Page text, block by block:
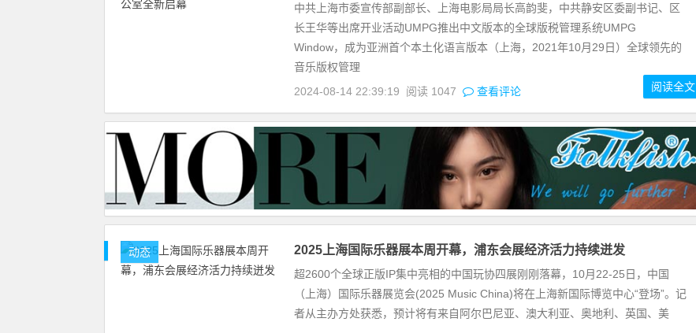
中共上海市委宣传部副部长、上海电影局局长高韵斐，中共静安区委副书记、区
长王华等出席开业活动UMPG推出中文版本的全球版税管理系统UMPG
Window，成为亚洲首个本土化语言版本（上海，2021年10月29日）全球领先的
音乐版权管理
2024-08-14 22:39:19
阅读 1047 查看评论 阅读全文
动态 2025上海国际乐器展本周开幕，浦东会展经济活力持续迸发
超2600个全球正版IP集中亮相的中国玩协四展刚刚落幕，10月22-25日，中国
（上海）国际乐器展览会(2025 Music China)将在上海新国际博览中心“登场”。记
者从主办方处获悉，预计将有来自阿尔巴尼亚、澳大利亚、奥地利、英国、美